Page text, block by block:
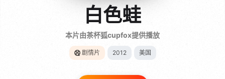
白色蛙
本片由茶杯狐cupfox提供播放
剧情片 2012 美国